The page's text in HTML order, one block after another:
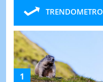
TRENDOMETRO